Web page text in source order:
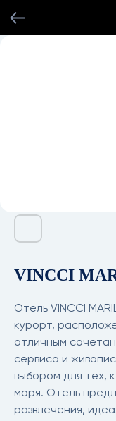
VINCCI
Отель VINCCI
курорт,
отличным
сервиса и
выбором для тех,
моря. Отель
развлечения,